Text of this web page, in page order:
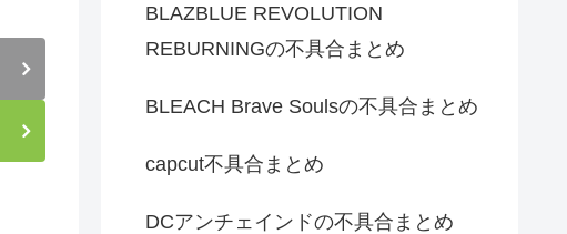
BLAZBLUE REVOLUTION
REBURNINGの不具合まとめ
BLEACH Brave Soulsの不具合まとめ
capcut不具合まとめ
DCアンチェインドの不具合まとめ